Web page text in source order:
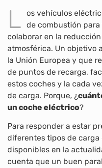
L os vehículos
de combustión
colaborar en la
atmosférica. Un objetivo
la Unión Europea y que
de puntos de recarga,
estos coches y la cada
de carga. Porque, ¿
un coche eléctrico?
Para responder a estar
diferentes tipos de
disponibles en la
cuenta que un buen